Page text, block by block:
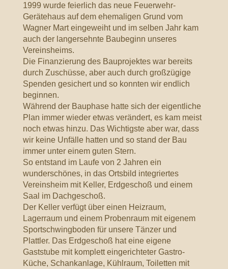
1999 wurde feierlich das neue Feuerwehr-
Gerätehaus auf dem ehemaligen Grund vom
Wagner Mart eingeweiht und im selben Jahr kam
auch der langersehnte Baubeginn unseres
Vereinsheims.
Die Finanzierung des Bauprojektes war bereits
durch Zuschüsse, aber auch durch großzügige
Spenden gesichert und so konnten wir endlich
beginnen.
Während der Bauphase hatte sich der eigentliche
Plan immer wieder etwas verändert, es kam meist
noch etwas hinzu. Das Wichtigste aber war, dass
wir keine Unfälle hatten und so stand der Bau
immer unter einem guten Stern.
So entstand im Laufe von 2 Jahren ein
wunderschönes, in das Ortsbild integriertes
Vereinsheim mit Keller, Erdgeschoß und einem
Saal im Dachgeschoß.
Der Keller verfügt über einen Heizraum,
Lagerraum und einem Probenraum mit eigenem
Sportschwingboden für unsere Tänzer und
Plattler. Das Erdgeschoß hat eine eigene
Gaststube mit komplett eingerichteter Gastro-
Küche, Schankanlage, Kühlraum, Toiletten mit